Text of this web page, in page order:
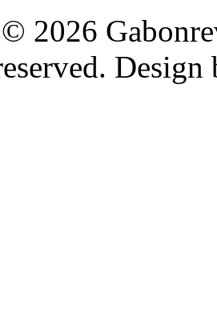
2026